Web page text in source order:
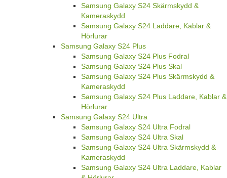
Samsung Galaxy S24 Skärmskydd &
Kameraskydd
Samsung Galaxy S24 Laddare, Kablar &
Hörlurar
Samsung Galaxy S24 Plus
Samsung Galaxy S24 Plus Fodral
Samsung Galaxy S24 Plus Skal
Samsung Galaxy S24 Plus Skärmskydd &
Kameraskydd
Samsung Galaxy S24 Plus Laddare, Kablar &
Hörlurar
Samsung Galaxy S24 Ultra
Samsung Galaxy S24 Ultra Fodral
Samsung Galaxy S24 Ultra Skal
Samsung Galaxy S24 Ultra Skärmskydd &
Kameraskydd
Samsung Galaxy S24 Ultra Laddare, Kablar